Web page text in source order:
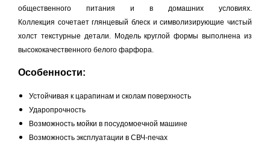
общественного питания и в домашних условиях.
Коллекция сочетает глянцевый блеск и символизирующие чистый
холст текстурные детали. Модель круглой формы выполнена из
высококачественного белого фарфора.
Особенности:
Устойчивая к царапинам и сколам поверхность
Ударопрочность
Возможность мойки в посудомоечной машине
Возможность эксплуатации в СВЧ-печах